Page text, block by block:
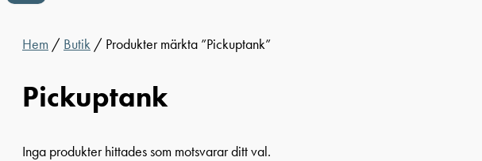
Hem / Butik / Produkter märkta ”Pickuptank”
Pickuptank
Inga produkter hittades som motsvarar ditt val.